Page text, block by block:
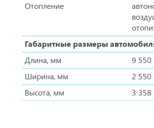
Отопление
Габаритные размеры
Длина, мм
9 550
Ширина, мм
2 550
Высота, мм
3 358